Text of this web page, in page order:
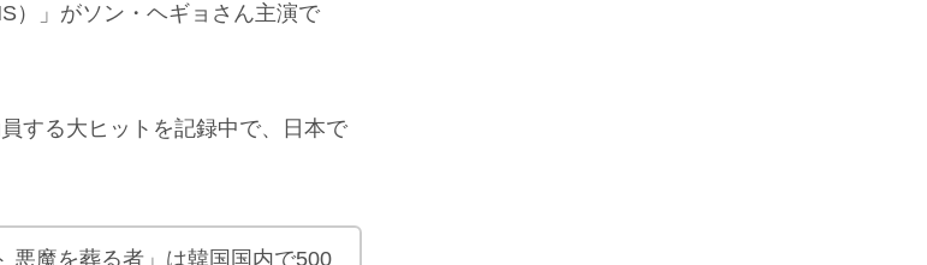
）」がソン・ヘギョさん主演で
する大ヒットを記録中で、日本で
悪魔を葬る者」は韓国国内で500